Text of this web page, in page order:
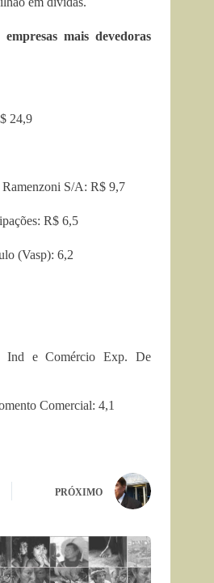
mais devedoras
24,9
S/A: R$ 9,7
R$ 6,5
(Vasp): 6,2
Ind e Comércio Exp. De
Comercial: 4,1
PRÓXIMO